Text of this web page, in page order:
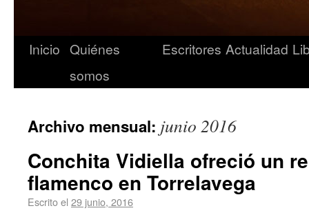
Inicio Quiénes
somos
Escritores Actualidad
Archivo mensual: junio 2016
Conchita Vidiella ofreció un
flamenco en Torrelavega
Escrito el 29 junio, 2016